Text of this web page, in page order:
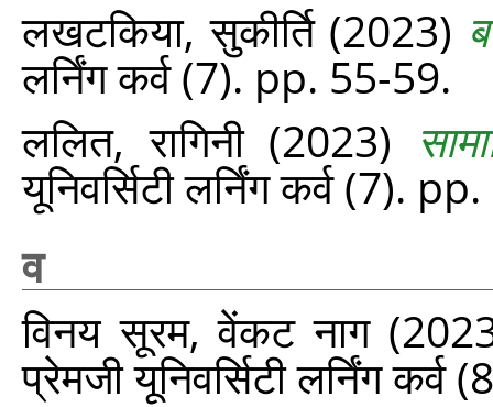
लखटकिया, सुकीर्ति(2023)
लर्निंग कर्व (7). pp. 55-59.
ललित, रागिनी(2023)
यूनिवर्सिटी लर्निंग कर्व (7).
व
विनय सूरम, वेंकट नाग
प्रेमजी यूनिवर्सिटी लर्निंग